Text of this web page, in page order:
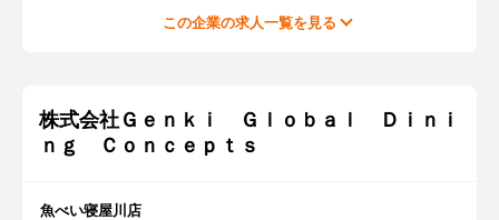
この企業の求人一覧を見る
株式会社Ｇｅｎｋｉ Ｇｌｏｂａｌ Ｄｉｎｉ
ｎｇ Ｃｏｎｃｅｐｔｓ
魚べい寝屋川店